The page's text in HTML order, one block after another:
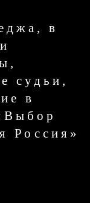
в
судьи,
в
Россия»